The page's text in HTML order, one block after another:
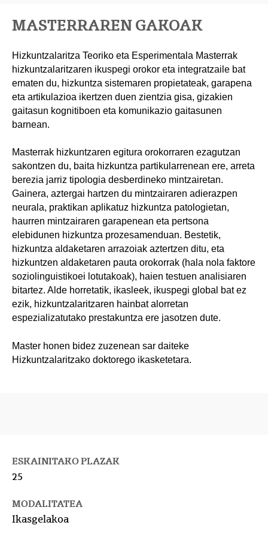
MASTERRAREN GAKOAK
Hizkuntzalaritza Teoriko eta Esperimentala Masterrak
hizkuntzalaritzaren ikuspegi orokor eta integratzaile bat
ematen du, hizkuntza sistemaren propietateak, garapena
eta artikulazioa ikertzen duen zientzia gisa, gizakien
gaitasun kognitiboen eta komunikazio gaitasunen
barnean.
Masterrak hizkuntzaren egitura orokorraren ezagutzan
sakontzen du, baita hizkuntza partikularrenean ere, arreta
berezia jarriz tipologia desberdineko mintzairetan.
Gainera, aztergai hartzen du mintzairaren adierazpen
neurala, praktikan aplikatuz hizkuntza patologietan,
haurren mintzairaren garapenean eta pertsona
elebidunen hizkuntza prozesamenduan. Bestetik,
hizkuntza aldaketaren arrazoiak aztertzen ditu, eta
hizkuntzen aldaketaren pauta orokorrak (hala nola faktore
soziolinguistikoei lotutakoak), haien testuen analisiaren
bitartez. Alde horretatik, ikasleek, ikuspegi global bat ez
ezik, hizkuntzalaritzaren hainbat alorretan
espezializatutako prestakuntza ere jasotzen dute.
Master honen bidez zuzenean sar daiteke
Hizkuntzalaritzako doktorego ikasketetara.
ESKAINITAKO PLAZAK
25
MODALITATEA
Ikasgelakoa